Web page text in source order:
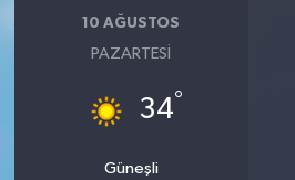
10 AĞUSTOS
PAZARTESI
34°
Güneşli